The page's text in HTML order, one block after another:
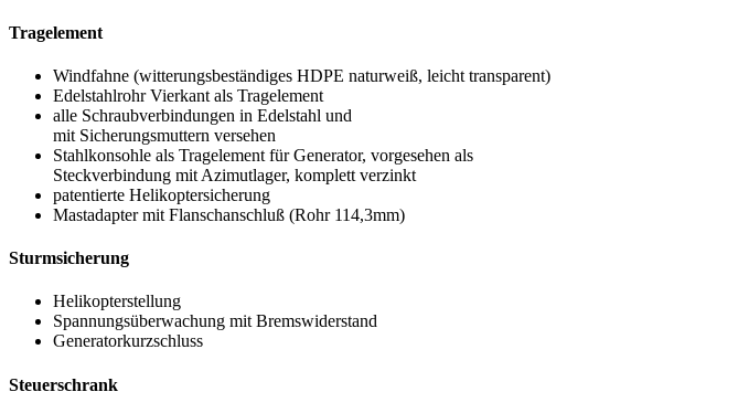
Tragelement
Windfahne (witterungsbeständiges HDPE naturweiß, leicht transparent)
Edelstahlrohr Vierkant als Tragelement
alle Schraubverbindungen in Edelstahl und
mit Sicherungsmuttern versehen
Stahlkonsohle als Tragelement für Generator, vorgesehen als
Steckverbindung mit Azimutlager, komplett verzinkt
patentierte Helikoptersicherung
Mastadapter mit Flanschanschluß (Rohr 114,3mm)
Sturmsicherung
Helikopterstellung
Spannungsüberwachung mit Bremswiderstand
Generatorkurzschluss
Steuerschrank